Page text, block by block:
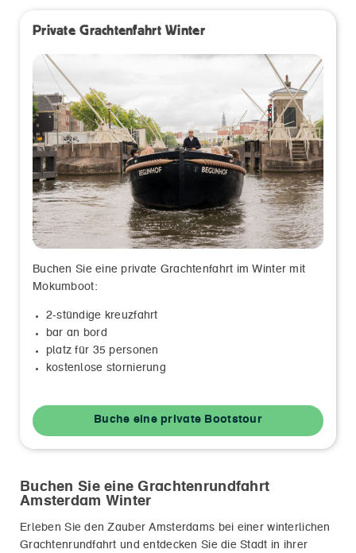
Private Grachtenfahrt Winter
Buchen Sie eine private Grachtenfahrt im Winter mit
Mokumboot:
2-stündige kreuzfahrt
bar an bord
platz für 35 personen
kostenlose stornierung
Buche eine private Bootstour
Buchen Sie eine Grachtenrundfahrt
Amsterdam Winter
Erleben Sie den Zauber Amsterdams bei einer winterlichen
Grachtenrundfahrt und entdecken Sie die Stadt in ihrer